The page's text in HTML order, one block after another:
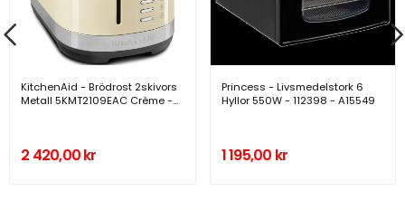
KitchenAid - Brödrost 2skivors
Metall 5KMT2109EAC Crème -
2 420,00 kr
Princess - Livsmedelstork 6
Hyllor 550W - 112398 - A15549
1 195,00 kr